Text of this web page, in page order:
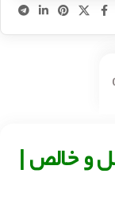
و خالص |